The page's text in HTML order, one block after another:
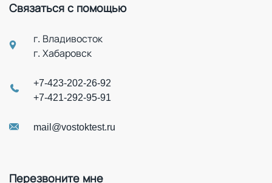
Связаться с помощью
г. Владивосток
г. Хабаровск
+7-423-202-26-92
+7-421-292-95-91
mail@vostoktest.ru
Перезвоните мне